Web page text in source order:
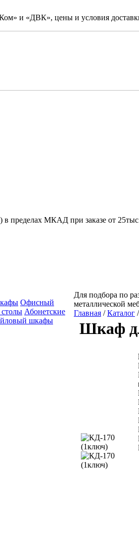
и «ДВК», цены и условия
пределах МКАД при заказе от
Офисный
Абонетские
шкафы
Для подбора по
металлической
Главная /Каталог /
Шкаф